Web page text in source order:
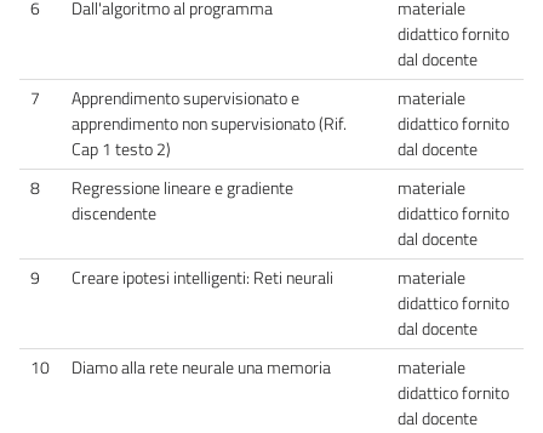
6 Dall'algoritmo al programma
materiale
didattico fornito
dal docente
7
Apprendimento supervisionato e
apprendimento non supervisionato (Rif.
Cap 1 testo 2)
materiale
didattico fornito
dal docente
8
Regressione lineare e gradiente
discendente
materiale
didattico fornito
dal docente
9
Creare ipotesi intelligenti: Reti neurali
materiale
didattico fornito
dal docente
10
Diamo alla rete neurale una memoria
materiale
didattico fornito
dal docente